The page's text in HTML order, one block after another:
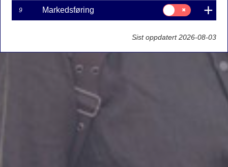
9 Markedsføring
Samtykke
til:
Markedsføring
Sist oppdatert 2026-08-03